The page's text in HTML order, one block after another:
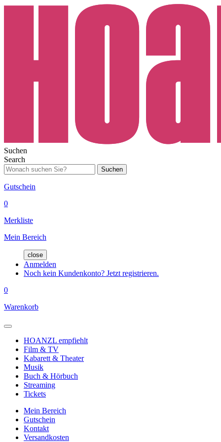
Suchen
Search
Suchen
Gutschein
0
Merkliste
Mein Bereich
close
Anmelden
Noch kein Kundenkonto? Jetzt registrieren.
0
Warenkorb
HOANZL empfiehlt
Film & TV
Kabarett & Theater
Musik
Buch & Hörbuch
Streaming
Tickets
Mein Bereich
Gutschein
Kontakt
Versandkosten